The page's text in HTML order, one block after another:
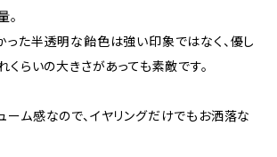
。
った半透明な飴色は強い印象ではなく、優し
くらいの大きさがあっても素敵です。
ーム感なので、イヤリングだけでもお洒落な